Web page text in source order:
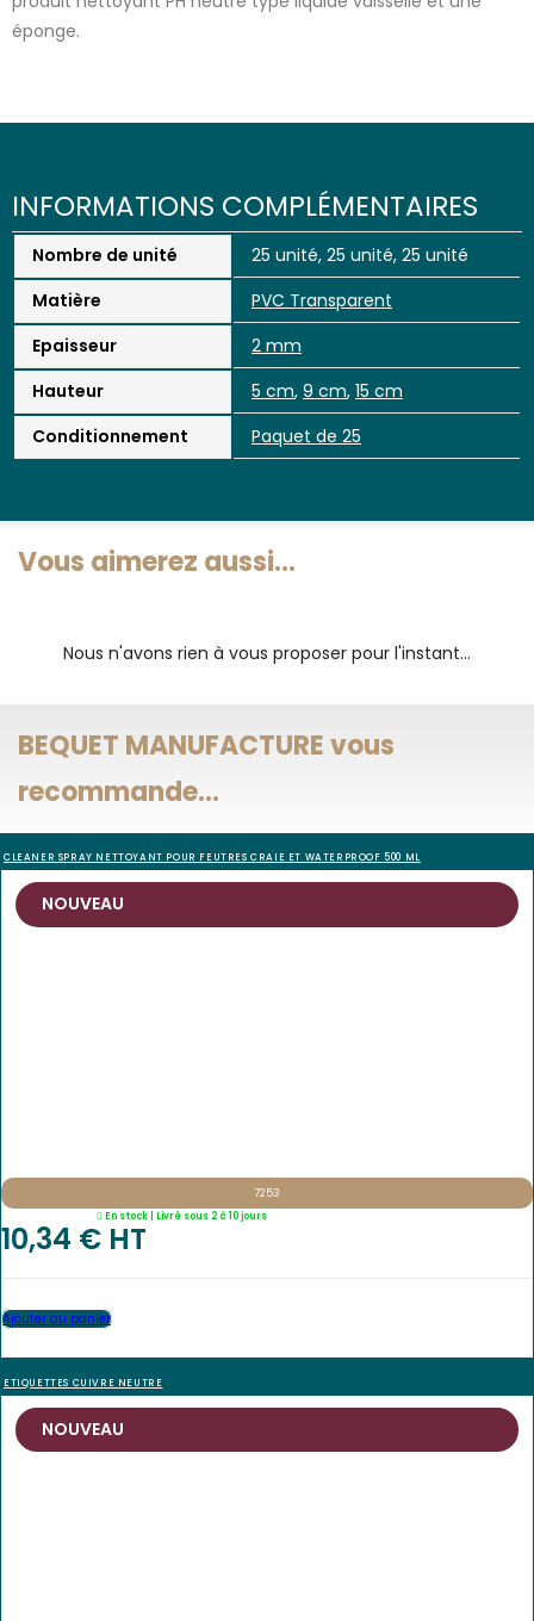
éponge.
INFORMATIONS COMPLÉMENTAIRES
Nombre de unité
25 unité, 25 unité, 25 unité
Matière
PVC Transparent
Epaisseur
2 mm
Hauteur
5 cm, 9 cm, 15 cm
Conditionnement
Paquet de 25
Vous aimerez aussi...
Nous n'avons rien à vous proposer pour l'instant...
BEQUET MANUFACTURE vous
recommande...
CLEANER SPRAY NETTOYANT POUR FEUTRES CRAIE ET WATERPROOF 500 ML
NOUVEAU
7253
En stock | Livré sous 2 à 10 jours
10,34 € HT
Ajouter au panier
ETIQUETTES CUIVRE NEUTRE
NOUVEAU